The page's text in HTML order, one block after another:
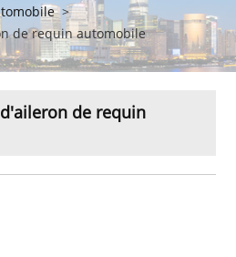
>
de requin automobile
de requin